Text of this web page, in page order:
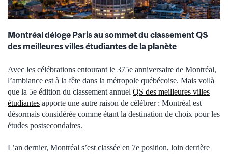
Montréal déloge Paris au sommet du classement QS
des meilleures villes étudiantes de la planète
Avec les célébrations entourant le 375e anniversaire de Montréal,
l’ambiance est à la fête dans la métropole québécoise. Mais voilà
que la 5e édition du classement annuel QS des meilleures villes
étudiantes apporte une autre raison de célébrer : Montréal est
désormais considérée comme étant la destination de choix pour les
études postsecondaires.
L’an dernier, Montréal s’est classée en 7e position, loin derrière